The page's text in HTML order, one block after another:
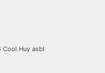
Cool Huy asbl